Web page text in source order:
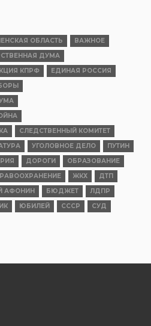
ОБЛАСТЬ
ВАЖНОЕ
ДУМА
КПРФ
ЕДИНАЯ РОССИЯ
СЛЕДСТВЕННЫЙ КОМИТЕТ
УГОЛОВНОЕ ДЕЛО
ПУТИН
ДОРОГИ
ОБРАЗОВАНИЕ
ЖКХ
ДТП
АФОНИН БЮДЖЕТ
ЛДПР
ЮБИЛЕЙ СССР
СУД